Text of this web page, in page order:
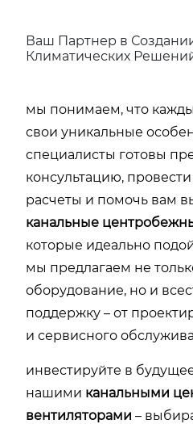
Ваш Партнер в
Климатических
мы понимаем, что
свои уникальные
специалисты готовы
консультацию,
расчеты и помочь вам
канальные
которые идеально
мы предлагаем не
оборудование, но и
поддержку – от
и сервисного
инвестируйте в
нашими канальными
вентиляторами –